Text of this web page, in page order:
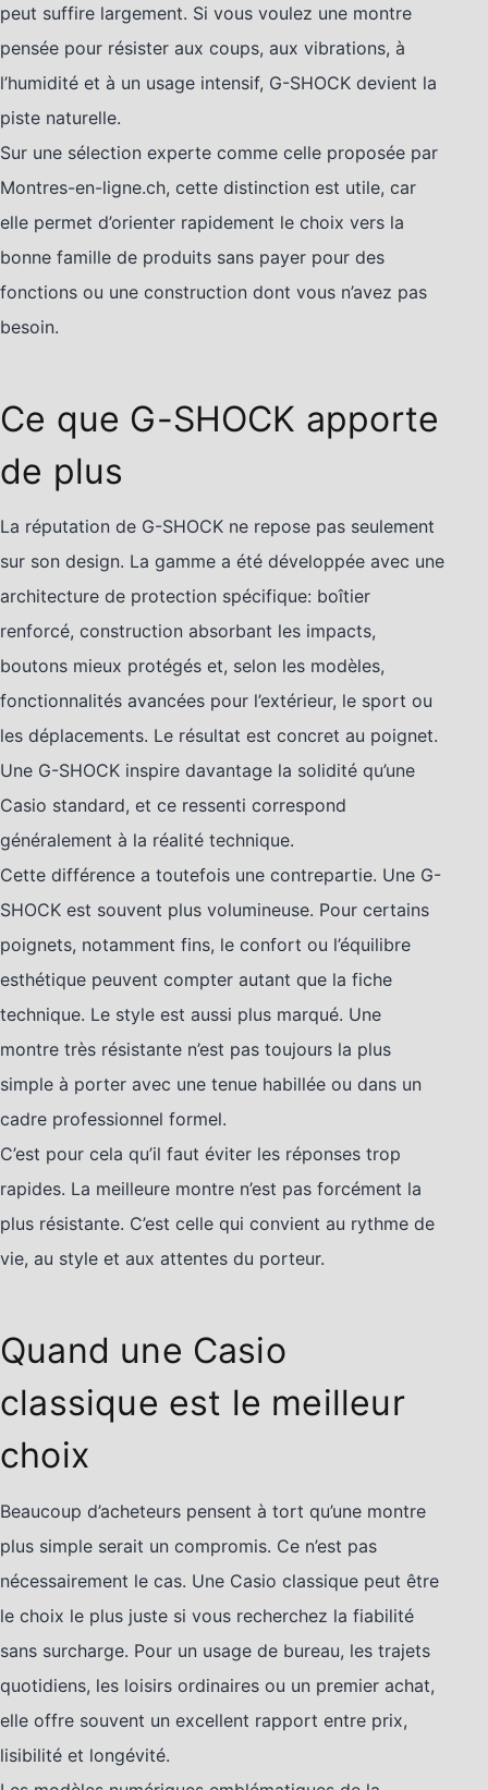
peut suffire largement. Si vous voulez une montre
pensée pour résister aux coups, aux vibrations, à
l’humidité et à un usage intensif, G-SHOCK devient la
piste naturelle.
Sur une sélection experte comme celle proposée par
Montres-en-ligne.ch, cette distinction est utile, car
elle permet d’orienter rapidement le choix vers la
bonne famille de produits sans payer pour des
fonctions ou une construction dont vous n’avez pas
besoin.
Ce que G-SHOCK apporte
de plus
La réputation de G-SHOCK ne repose pas seulement
sur son design. La gamme a été développée avec une
architecture de protection spécifique: boîtier
renforcé, construction absorbant les impacts,
boutons mieux protégés et, selon les modèles,
fonctionnalités avancées pour l’extérieur, le sport ou
les déplacements. Le résultat est concret au poignet.
Une G-SHOCK inspire davantage la solidité qu’une
Casio standard, et ce ressenti correspond
généralement à la réalité technique.
Cette différence a toutefois une contrepartie. Une G-
SHOCK est souvent plus volumineuse. Pour certains
poignets, notamment fins, le confort ou l’équilibre
esthétique peuvent compter autant que la fiche
technique. Le style est aussi plus marqué. Une
montre très résistante n’est pas toujours la plus
simple à porter avec une tenue habillée ou dans un
cadre professionnel formel.
C’est pour cela qu’il faut éviter les réponses trop
rapides. La meilleure montre n’est pas forcément la
plus résistante. C’est celle qui convient au rythme de
vie, au style et aux attentes du porteur.
Quand une Casio
classique est le meilleur
choix
Beaucoup d’acheteurs pensent à tort qu’une montre
plus simple serait un compromis. Ce n’est pas
nécessairement le cas. Une Casio classique peut être
le choix le plus juste si vous recherchez la fiabilité
sans surcharge. Pour un usage de bureau, les trajets
quotidiens, les loisirs ordinaires ou un premier achat,
elle offre souvent un excellent rapport entre prix,
lisibilité et longévité.